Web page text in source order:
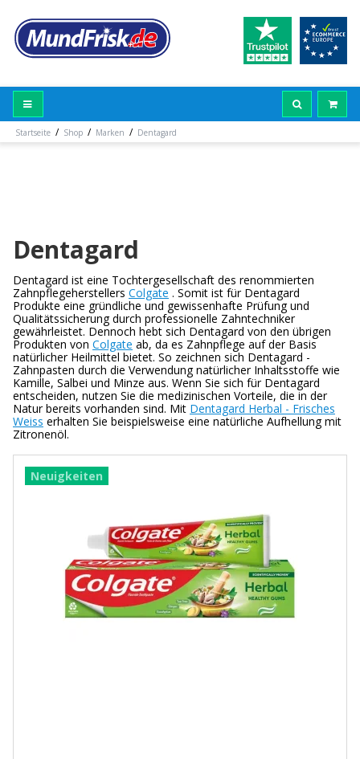
Startseite / Shop / Marken / Dentagard
Dentagard
Dentagard ist eine Tochtergesellschaft des renommierten
Zahnpflegeherstellers Colgate . Somit ist für Dentagard
Produkte eine gründliche und gewissenhafte Prüfung und
Qualitätssicherung durch professionelle Zahntechniker
gewährleistet. Dennoch hebt sich Dentagard von den übrigen
Produkten von Colgate ab, da es Zahnpflege auf der Basis
natürlicher Heilmittel bietet. So zeichnen sich Dentagard -
Zahnpasten durch die Verwendung natürlicher Inhaltsstoffe wie
Kamille, Salbei und Minze aus. Wenn Sie sich für Dentagard
entscheiden, nutzen Sie die medizinischen Vorteile, die in der
Natur bereits vorhanden sind. Mit Dentagard Herbal - Frisches
Weiss erhalten Sie beispielsweise eine natürliche Aufhellung mit
Zitronenöl.
Neuigkeiten